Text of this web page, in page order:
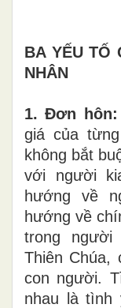
BA YẾU TỐ
NHÂN
1. Đơn hôn:
giá của
không bắt
với người
hướng về
hướng về
trong
Thiên Chúa,
con người.
nhau là tình